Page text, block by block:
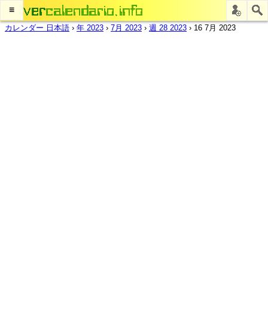
≡
カレンダー 日本語 › 年 2023 › 7月 2023 › 週 28 2023 › 16 7月 2023